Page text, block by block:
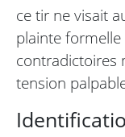
ce tir ne visait
plainte formelle
contradictoires
tension